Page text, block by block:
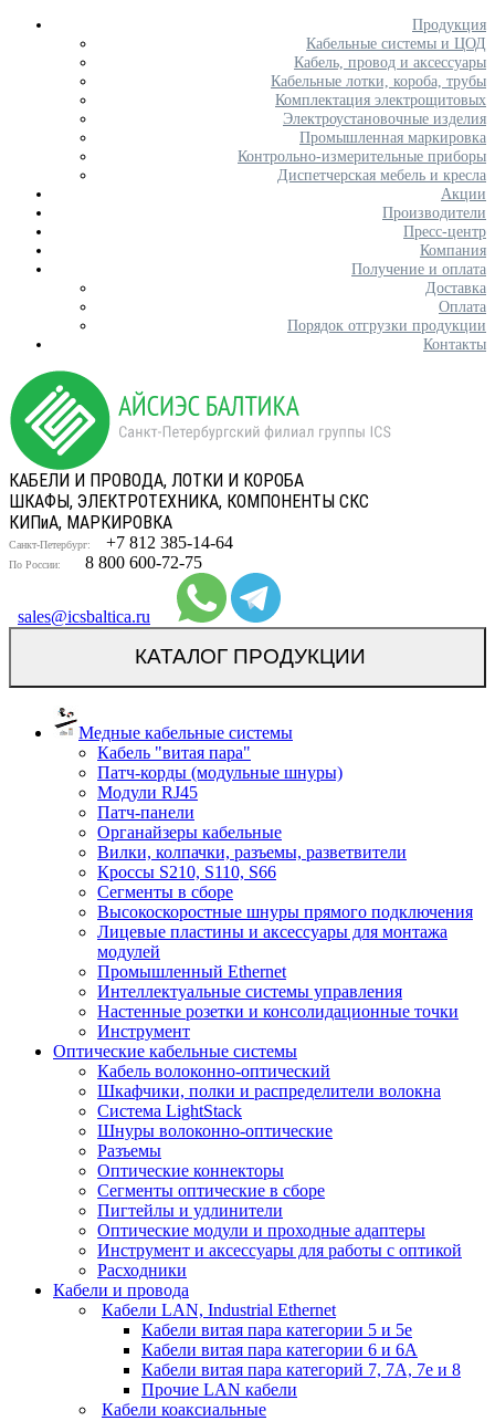
Продукция
Кабельные системы и ЦОД
Кабель, провод и аксессуары
Кабельные лотки, короба, трубы
Комплектация электрощитовых
Электроустановочные изделия
Промышленная маркировка
Контрольно-измерительные приборы
Диспетчерская мебель и кресла
Акции
Производители
Пресс-центр
Компания
Получение и оплата
Доставка
Оплата
Порядок отгрузки продукции
Контакты
КАБЕЛИ И ПРОВОДА, ЛОТКИ И КОРОБА
ШКАФЫ, ЭЛЕКТРОТЕХНИКА, КОМПОНЕНТЫ СКС
КИПиА, МАРКИРОВКА
Санкт-Петербург: +7 812 385-14-64
По России: 8 800 600-72-75
sales@icsbaltica.ru
КАТАЛОГ ПРОДУКЦИИ
Медные кабельные системы
Кабель "витая пара"
Патч-корды (модульные шнуры)
Модули RJ45
Патч-панели
Органайзеры кабельные
Вилки, колпачки, разъемы, разветвители
Кроссы S210, S110, S66
Сегменты в сборе
Высокоскоростные шнуры прямого подключения
Лицевые пластины и аксессуары для монтажа
модулей
Промышленный Ethernet
Интеллектуальные системы управления
Настенные розетки и консолидационные точки
Инструмент
Оптические кабельные системы
Кабель волоконно-оптический
Шкафчики, полки и распределители волокна
Система LightStack
Шнуры волоконно-оптические
Разъемы
Оптические коннекторы
Сегменты оптические в сборе
Пигтейлы и удлинители
Оптические модули и проходные адаптеры
Инструмент и аксессуары для работы с оптикой
Расходники
Кабели и провода
Кабели LAN, Industrial Ethernet
Кабели витая пара категории 5 и 5е
Кабели витая пара категории 6 и 6A
Кабели витая пара категорий 7, 7А, 7е и 8
Прочие LAN кабели
Кабели коаксиальные